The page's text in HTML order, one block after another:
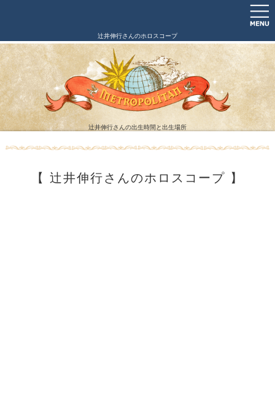
辻井伸行さんのホロスコープ
辻井伸行さんの出生時間と出生場所
【 辻井伸行さんのホロスコープ 】